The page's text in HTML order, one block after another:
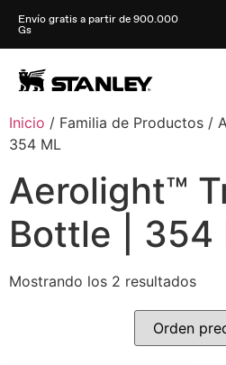
Envío gratis a partir de 900.000
Gs
Inicio / Familia de Productos /
354 ML
Aerolight™
Bottle | 354
Mostrando los 2 resultados